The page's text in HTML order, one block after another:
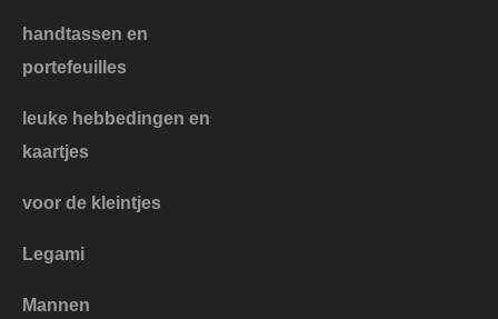
handtassen en
portefeuilles
leuke hebbedingen en
kaartjes
voor de kleintjes
Legami
Mannen